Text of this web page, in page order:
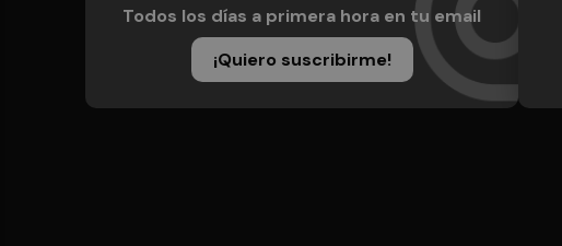
Todos los días a primera hora en tu email
¡Quiero suscribirme!